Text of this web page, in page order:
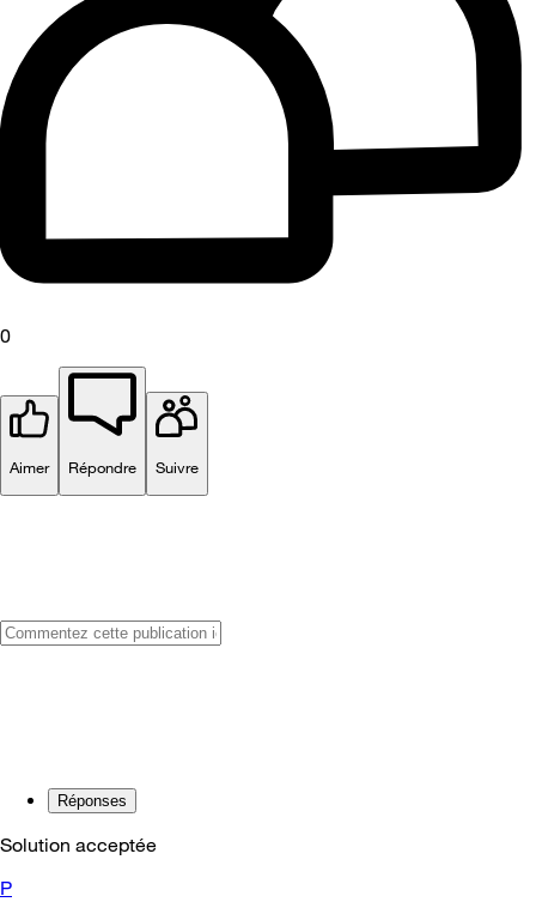
0
Aimer Répondre Suivre
Réponses
Solution acceptée
P